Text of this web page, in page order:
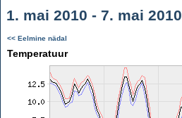
1. mai 2010 - 7. mai 2010
<< Eelmine nädal
Temperatuur